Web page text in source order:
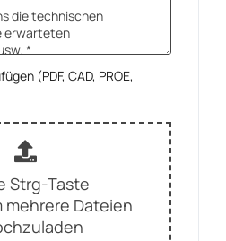
(PDF, CAD, PROE,
Strg-Taste
Dateien